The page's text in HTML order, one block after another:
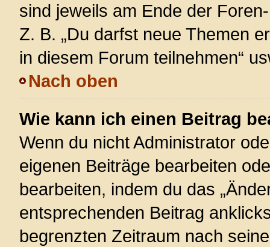
sind jeweils am Ende der
Z. B. „Du darfst neue Themen
in diesem Forum teilnehmen“
Nach oben
Wie kann ich einen Beitrag
Wenn du nicht Administrator
eigenen Beiträge bearbeiten
bearbeiten, indem du das
entsprechenden Beitrag
begrenzten Zeitraum nach